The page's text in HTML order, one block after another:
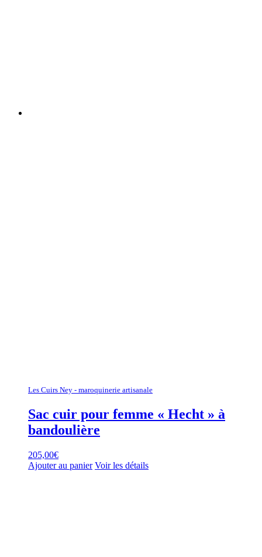
Les Cuirs Ney - maroquinerie artisanale
Sac cuir pour femme « Hecht » à
bandoulière
205,00€
Ajouter au panier Voir les détails